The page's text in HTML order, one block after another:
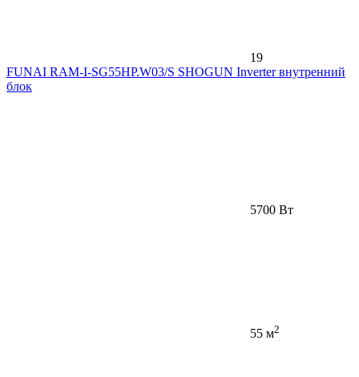
19
FUNAI RAM-I-SG55HP.W03/S SHOGUN Inverter внутренний
блок
5700 Вт
55 м2